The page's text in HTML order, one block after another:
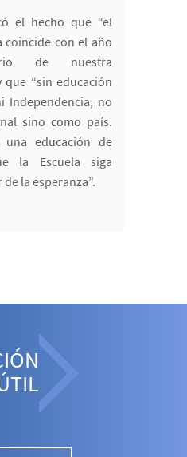
el hecho que “el
coincide con el año
de nuestra
que “sin educación
Independencia, no
sino como país.
una educación de
la Escuela siga
la esperanza”.